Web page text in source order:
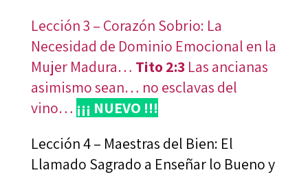
Lección 3 – Corazón Sobrio: La
Necesidad de Dominio Emocional en la
Mujer Madura… Tito 2:3 Las ancianas
asimismo sean… no esclavas del
vino… ¡¡¡ NUEVO !!!
Lección 4 – Maestras del Bien: El
Llamado Sagrado a Enseñar lo Bueno y